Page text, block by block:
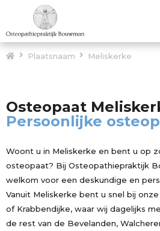
Plaatsnaam Meliskerke
Osteopaat
Persoonlijke
Woont u in Meliskerke en bent u op
osteopaat? Bij Osteopathiepraktijk
welkom voor een deskundige en
Vanuit Meliskerke bent u snel bij
of Krabbendijke, waar wij dagelijks
de rest van de Bevelanden,